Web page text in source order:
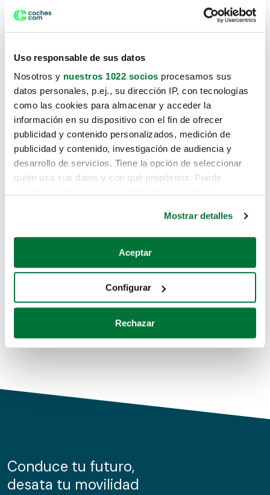
Uso responsable de sus datos
Nosotros y nuestros 1022 socios procesamos sus
datos personales, p.ej., su dirección IP, con tecnologías
como las cookies para almacenar y acceder la
información en su dispositivo con el fin de ofrecer
publicidad y contenido personalizados, medición de
publicidad y contenido, investigación de audiencia y
desarrollo de servicios. Tiene la opción de seleccionar
quién usa sus datos y con qué propósitos. Puede
Si lo permite, también quisiéramos:
Recopilar información sobre su ubicación geográfica
Identificar su dispositivo analizándolo activamente
para buscar características específicas (huellas
Obtenga más información sobre cómo se procesan sus
de cookies.
información sobre el uso que haga del sitio web con
nuestros partners de redes sociales, publicidad y análisis
Mostrar detalles
Aceptar
Configurar
Rechazar
Lo sentimos, no sabemos como
te hemos traido hasta aquí.
Pero puedes encontrar el coche que estás
buscando en alguno de estos enlaces:
Coches de segunda mano
Coches de km0
Conduce tu futuro,
desata tu movilidad